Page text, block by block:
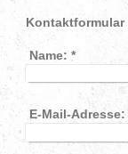
Kontaktformular
Name: *
E-Mail-Adresse: